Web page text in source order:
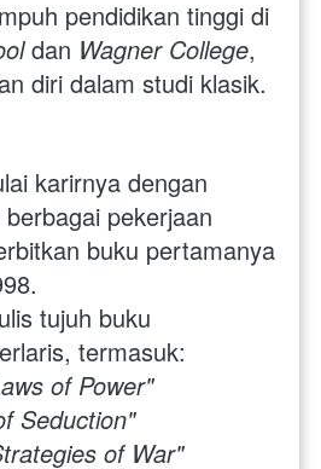
dan Wagner College,
diri dalam studi klasik.
karirnya dengan
pekerjaan
buku pertamanya
tujuh buku
termasuk:
of Power"
Seduction"
of War"